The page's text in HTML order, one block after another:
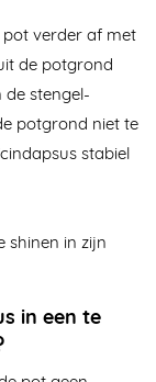
pot verder af met
de potgrond
stengel-
potgrond niet te
stabiel
shinen in zijn
in een te